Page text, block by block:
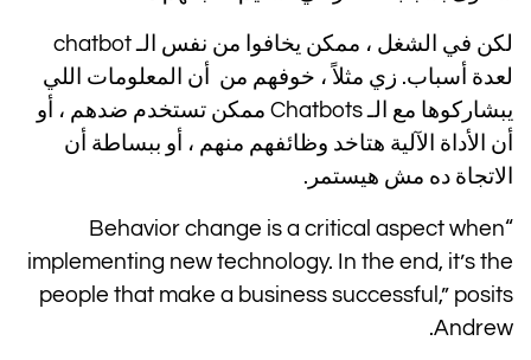
لكن في الشغل ، ممكن يخافوا من نفس الـ chatbot
لعدة أسباب. زي مثلاً ، خوفهم من أن المعلومات اللي
يبشاركوها مع الـ Chatbots ممكن تستخدم ضدهم ، أو
أن الأداة الآلية هتاخد وظائفهم منهم ، أو ببساطة أن
الاتجاة ده مش هيستمر.
“Behavior change is a critical aspect when
implementing new technology. In the end, it’s the
people that make a business successful,” posits
Andrew.